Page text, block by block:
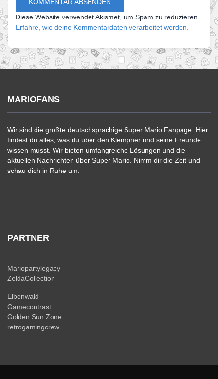
Diese Website verwendet Akismet, um Spam zu reduzieren.
Erfahre, wie deine Kommentardaten verarbeitet werden.
MARIOFANS
Wir sind die größte deutschsprachige Super Mario Fanpage. Hier
findest du alles, was du über den Klempner und seine Freunde
wissen musst. Wir bieten umfangreiche Lösungen und die
aktuellen Nachrichten über Super Mario. Nimm dir die Zeit und
schau dich in Ruhe um.
PARTNER
Mariopartylegacy
ZeldaCollection
Elbenwald
Gamecontrast
Golden Sun Zone
retrogamingcrew